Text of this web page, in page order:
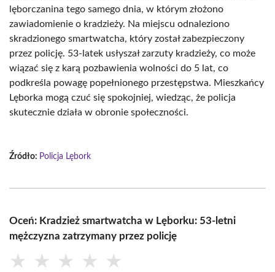
lęborczanina tego samego dnia, w którym złożono
zawiadomienie o kradzieży. Na miejscu odnaleziono
skradzionego smartwatcha, który został zabezpieczony
przez policję. 53-latek usłyszał zarzuty kradzieży, co może
wiązać się z karą pozbawienia wolności do 5 lat, co
podkreśla powagę popełnionego przestępstwa. Mieszkańcy
Lęborka mogą czuć się spokojniej, wiedząc, że policja
skutecznie działa w obronie społeczności.
Źródło: Policja Lębork
Oceń: Kradzież smartwatcha w Lęborku: 53-letni
mężczyzna zatrzymany przez policję
★ ★ ★ ★ ★